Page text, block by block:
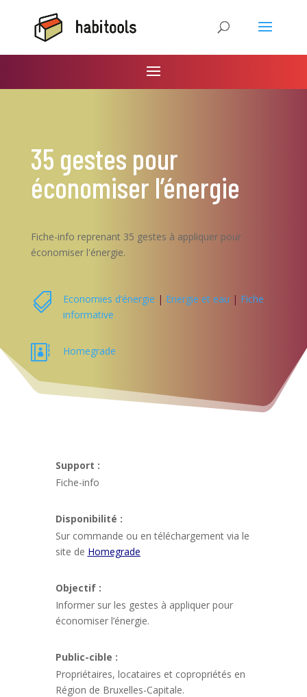
35 gestes pour
économiser l’énergie
Fiche-info reprenant 35 gestes à appliquer pour
économiser l'énergie.
 Economies d’énergie | Energie et eau | Fiche
informative
 Homegrade
Support :
Fiche-info
Disponibilité :
Sur commande ou en téléchargement via le
site de Homegrade
Objectif :
Informer sur les gestes à appliquer pour
économiser l’énergie.
Public-cible :
Propriétaires, locataires et copropriétés en
Région de Bruxelles-Capitale.